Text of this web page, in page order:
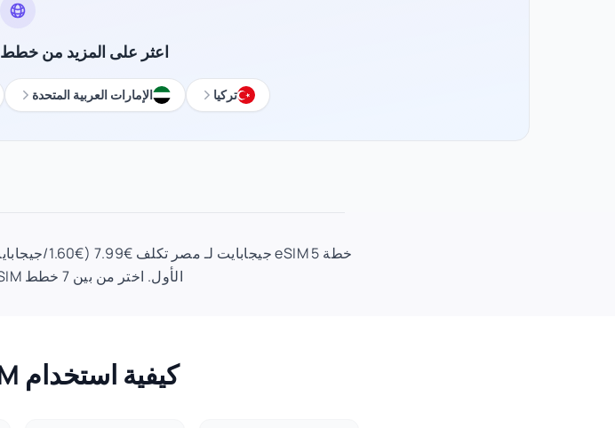
اعثر على المزيد من خطط eSIM لوجهات أخرى
تركيا الإمارات العربية المتحدة
الأول. اختر من بين 7 خطط eSIM لـ مصر بدءًا من €1.99.
كيفية استخدام eSIM في مصر